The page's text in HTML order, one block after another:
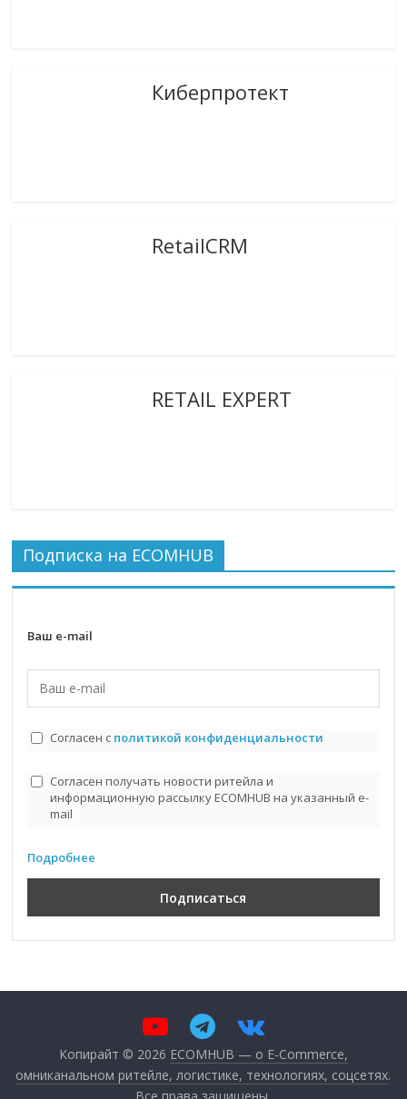
Киберпротект
RetailCRM
RETAIL EXPERT
Подписка на ECOMHUB
Ваш e-mail
Согласен с политикой конфиденциальности
Согласен получать новости ритейла и
информационную рассылку ECOMHUB на указанный e-
mail
Подробнее
Копирайт © 2026 ECOMHUB — о E-Commerce,
омниканальном ритейле, логистике, технологиях, соцсетях.